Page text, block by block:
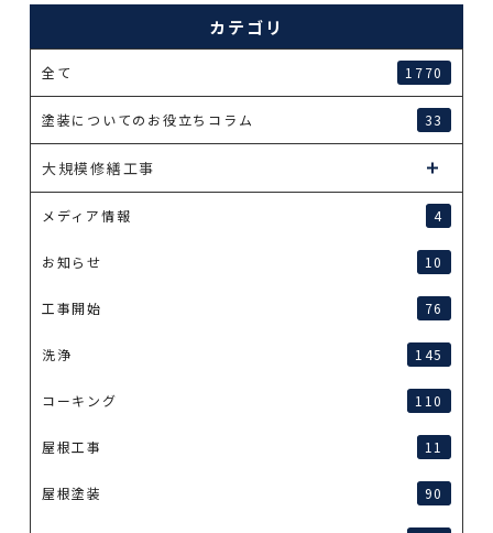
カテゴリ
全て 1770
塗装についてのお役立ちコラム 33
大規模修繕工事
メディア情報 4
お知らせ 10
工事開始 76
洗浄 145
コーキング 110
屋根工事 11
屋根塗装 90